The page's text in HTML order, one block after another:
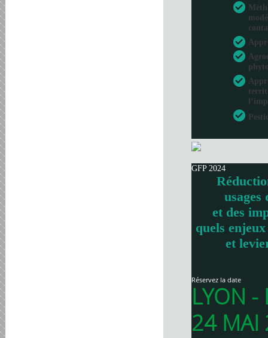
GFP 2024
usages
et des
quels
et
Réservez la date
LYON
24 MAI